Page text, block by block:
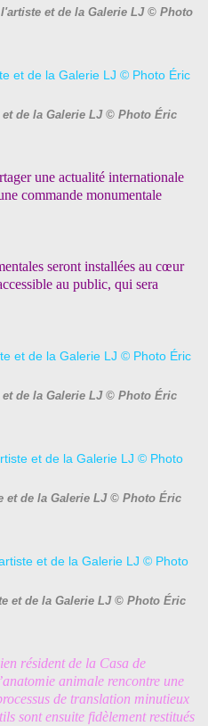
et de la Galerie LJ © Photo
de la Galerie LJ © Photo Éric
une actualité internationale
commande monumentale
seront installées au cœur
au public, qui sera
et de la Galerie LJ © Photo Éric
et de la Galerie LJ © Photo Éric
et de la Galerie LJ © Photo Éric
résident de la Casa de
animale rencontre une
de translation minutieux
sont ensuite fidèlement restitués